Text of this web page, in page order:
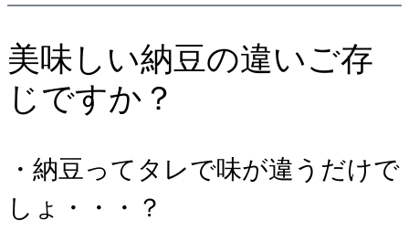
美味しい納豆の違いご存
じですか？
・納豆ってタレで味が違うだけで
しょ・・・？